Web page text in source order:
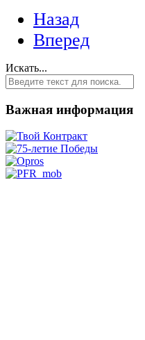
Назад
Вперед
Искать...
Важная информация